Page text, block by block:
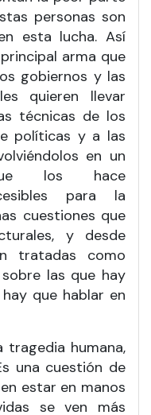
personas son
esta lucha. Así
arma que
gobiernos y las
quieren llevar
técnicas de los
políticas y a las
en un
los hace
para la
cuestiones que
y desde
tratadas como
las que hay
que hablar en
tragedia humana,
una cuestión de
estar en manos
se ven más